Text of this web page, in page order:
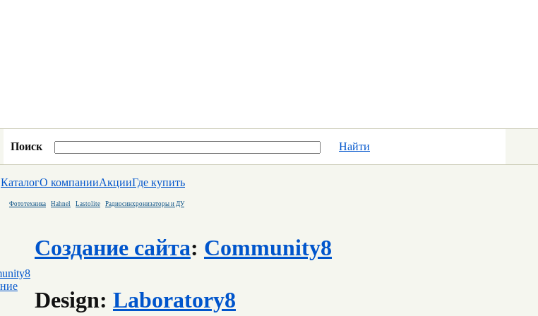
Поиск Найти
КаталогО компанииАкцииГде купить
Фототехника Hahnel Lastolite Радиосинхронизаторы и ДУ
Создание сайта: Community8
Design: Laboratory8